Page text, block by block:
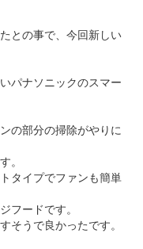
との事で、今回新しい
パナソニックのスマー
の部分の掃除がやりに
。
タイプでファンも簡単
フードです。
そうで良かったです。